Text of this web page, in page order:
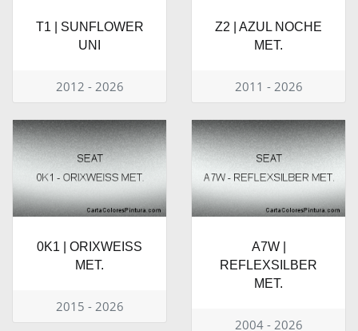
T1 | SUNFLOWER
UNI
2012 - 2026
Z2 | AZUL NOCHE
MET.
2011 - 2026
0K1 | ORIXWEISS
MET.
2015 - 2026
A7W |
REFLEXSILBER
MET.
2004 - 2026